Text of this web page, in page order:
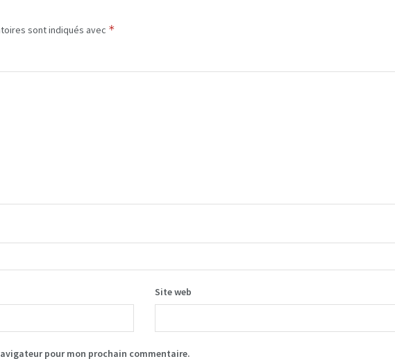
sont indiqués avec *
Site web
pour mon prochain commentaire.